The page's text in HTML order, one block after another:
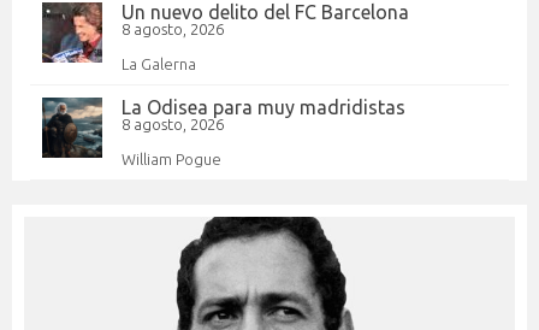
Un nuevo delito del FC Barcelona
8 agosto, 2026
La Galerna
La Odisea para muy madridistas
8 agosto, 2026
William Pogue